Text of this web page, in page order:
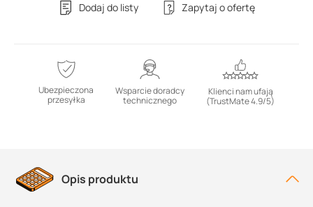
Dodaj do listy Zapytaj o ofertę
Ubezpieczona
przesyłka
Wsparcie doradcy
technicznego
Klienci nam ufają
(TrustMate 4.9/5)
Opis produktu